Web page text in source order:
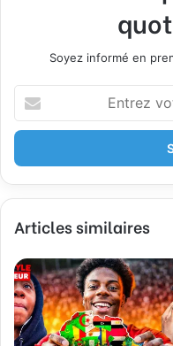
Soyez informé en
t
e
z
o
r
e
a
d
r
Articles similaires